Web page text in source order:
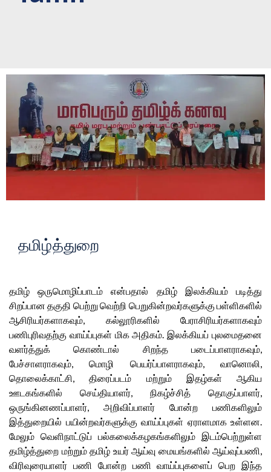
தமிழ்த்துறை
தமிழ் ஒருமொழிப்பாடம் என்பதால் தமிழ் இலக்கியம் படித்து
சிறப்பான தகுதி பெற்று வெற்றி பெறுகின்றவர்களுக்கு பள்ளிகளில்
ஆசிரியர்களாகவும், கல்லூரிகளில் பேராசிரியர்களாகவும்
பணிபுரிவதற்கு வாய்ப்புகள் மிக அதிகம். இலக்கியப் புலமைதனை
வளர்த்துக் கொண்டால் சிறந்த படைப்பாளராகவும்,
பேச்சாளராகவும், மொழி பெயர்ப்பாளராகவும், வானொலி,
தொலைக்காட்சி, திரைப்படம் மற்றும் இதழ்கள் ஆகிய
ஊடகங்களில் செய்தியாளர், நிகழ்ச்சித் தொகுப்பாளர்,
ஒருங்கினணப்பாளர், அறிவிப்பாளர் போன்ற பணிகளிலும்
இத்துறையில் பயின்றவர்களுக்கு வாய்ப்புகள் ஏராளமாக உள்ளன.
மேலும் வெளிநாட்டுப் பல்கலைக்கழகங்களிலும் இடம்பெற்றுள்ள
தமிழ்த்துறை மற்றும் தமிழ் உயர் ஆய்வு மையங்களில் ஆய்வுப்பணி,
விரிவுரையாளர் பணி போன்ற பணி வாய்ப்புகளைப் பெற இந்த